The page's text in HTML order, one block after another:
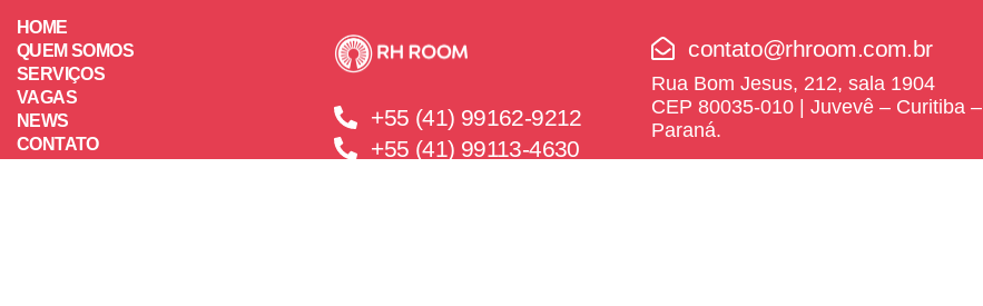
HOME
QUEM SOMOS
SERVIÇOS
VAGAS
NEWS
CONTATO
+55 (41) 99162-9212
+55 (41) 99113-4630
contato@rhroom.com.br
Rua Bom Jesus, 212, sala 1904
CEP 80035-010 | Juvevê – Curitiba –
Paraná.